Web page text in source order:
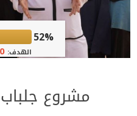
52%
الهدف:
مشروع